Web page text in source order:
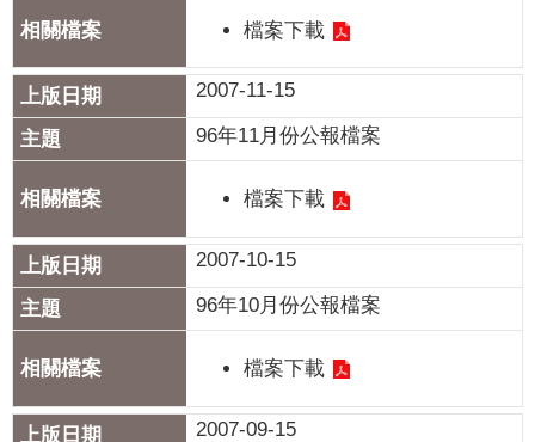
服
務
聯
絡
們
網
路
社
府
檔案下載
2007-11-15
96年11月份公報檔案
檔案下載
2007-10-15
96年10月份公報檔案
檔案下載
2007-09-15